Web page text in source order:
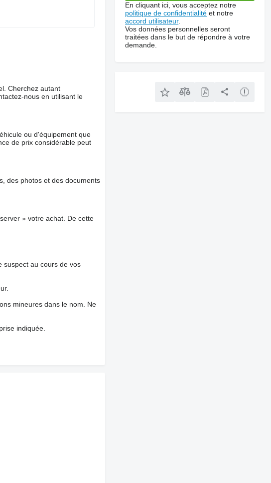
Cherchez autant
nous en utilisant le
ou d'équipement que
de prix considérable peut
des photos et des documents
» votre achat. De cette
suspect au cours de vos
mineures dans le nom. Ne
indiquée.
En cliquant ici, vous acceptez notre
politique de confidentialité et notre
accord utilisateur.
Vos données personnelles seront
traitées dans le but de répondre à votre
demande.